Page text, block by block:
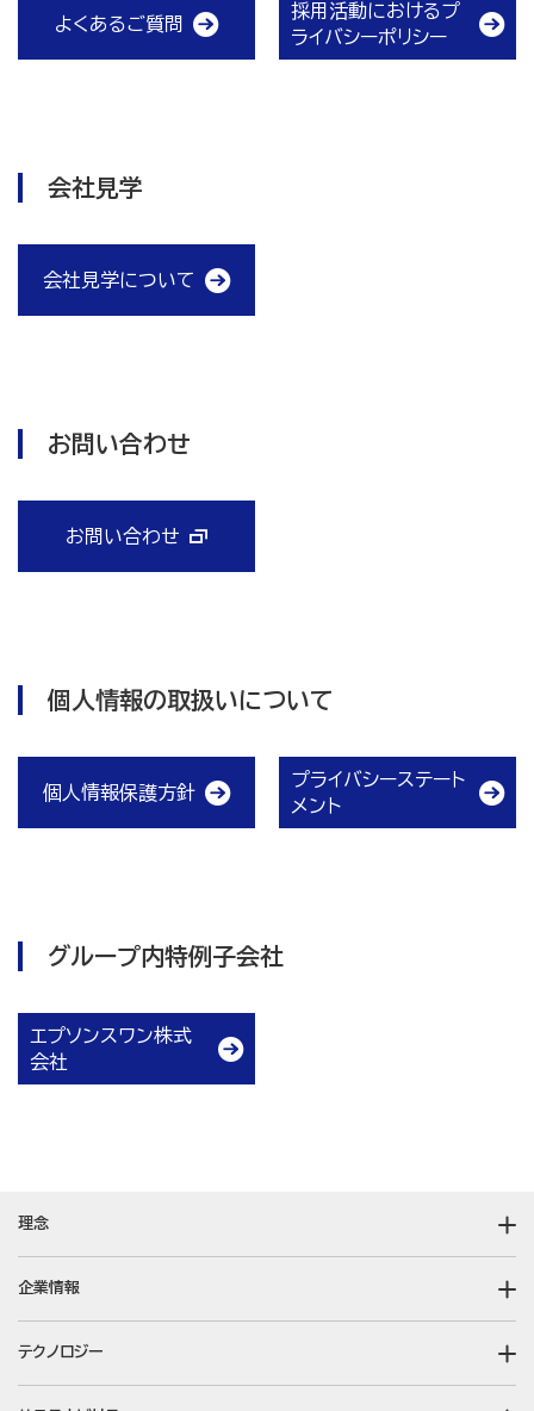
よくあるご質問
採用活動におけるプ
ライバシーポリシー
会社見学
会社見学について
お問い合わせ
お問い合わせ
個人情報の取扱いについて
個人情報保護方針
プライバシーステート
メント
グループ内特例子会社
エプソンスワン株式
会社
理念
企業情報
テクノロジー